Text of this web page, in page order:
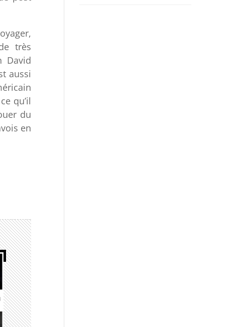
très
David
aussi
qu’il
du
en